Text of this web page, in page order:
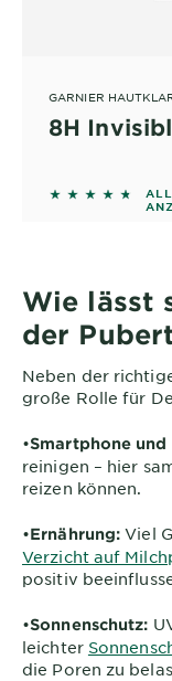
GARNIER
8H
4.5393 out of
Wie lässt
der
Neben der
große Rolle für
•Smartphone und
reinigen – hier
reizen können.
•Ernährung: Viel
Verzicht auf
positiv
•Sonnenschutz:
leichter
die Poren zu